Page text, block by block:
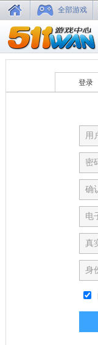
全部游戏
登录
用
密
确
电
真
身